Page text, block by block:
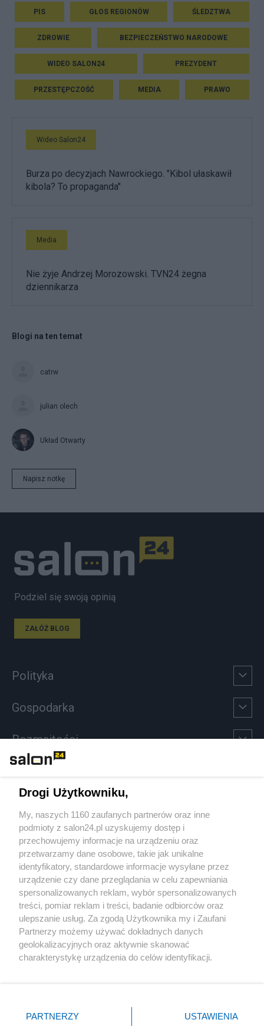
PIS GŁOS REGIONÓW ŚLEDZTWA
ZDROWIE BEZPIECZEŃSTWO NARODOWE
WIDEO SALON24 PREZYDENT
PRZESTĘPCZOŚĆ MEDIA PRAWO
Wideo Salon24
Burza po decyzjach Nawrockiego. "Kibol ułaskawił
kibola? To propaganda"
Media
Nie żyje Andrzej Morozowski. TVN24 żegna
dziennikarza
Blogi na ten temat
catrw
julian olech
Układ Otwarty
Napisz notkę
Podziel się swoją opinią
ZAŁÓŻ BLOG
Polityka
Gospodarka
Rozmaitości
Sport
Społeczeństwo
Kultura
X Facebook Instagram Youtube
Drogi Użytkowniku,
My, naszych 1160 zaufanych partnerów oraz inne
podmioty z salon24.pl uzyskujemy dostęp i
przechowujemy informacje na urządzeniu oraz
przetwarzamy dane osobowe, takie jak unikalne
identyfikatory, standardowe informacje wysyłane przez
urządzenie czy dane przeglądania w celu zapewniania
spersonalizowanych reklam, wybór spersonalizowanych
treści, pomiar reklam i treści, badanie odbiorców oraz
ulepszanie usług. Za zgodą Użytkownika my i Zaufani
Partnerzy możemy używać dokładnych danych
geolokalizacyjnych oraz aktywnie skanować
charakterystykę urządzenia do celów identyfikacji.
zmienić/wycofać klikając przycisk ustawień prywatności
znajdujący się w lewym dolnym rogu strony
PARTNERZY USTAWIENIA